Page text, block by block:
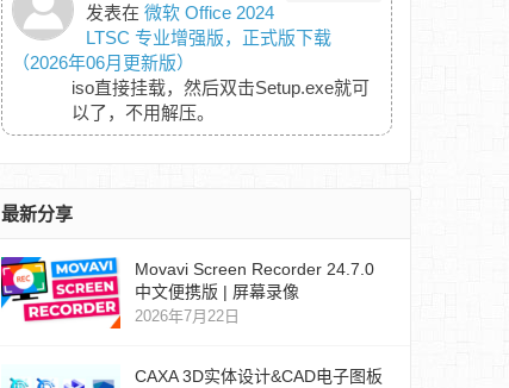
发表在 微软 Office 2024
LTSC 专业增强版，正式版下载
（2026年06月更新版）
iso直接挂载，然后双击Setup.exe就可
以了，不用解压。
最新分享
Movavi Screen Recorder 24.7.0
中文便携版 | 屏幕录像
2026年7月22日
CAXA 3D实体设计&CAD电子图板